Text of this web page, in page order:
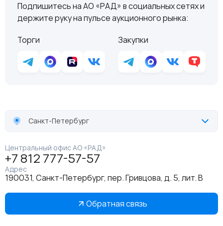
Подпишитесь на АО «РАД» в социальных сетях и
держите руку на пульсе аукционного рынка:
Торги
Закупки
Санкт-Петербург
Центральный офис АО «РАД»
+7 812 777-57-57
Адрес
190031, Санкт-Петербург, пер. Гривцова, д. 5, лит. В
Обратная связь